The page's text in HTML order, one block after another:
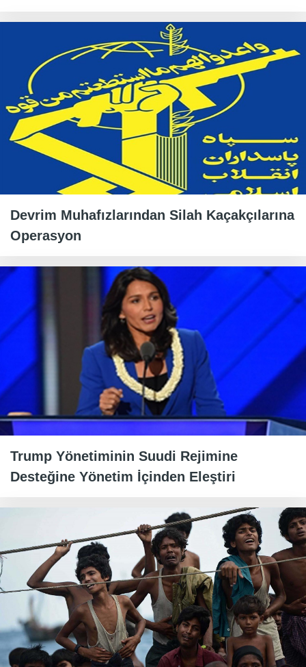
Devrim Muhafızlarından Silah Kaçakçılarına
Operasyon
Trump Yönetiminin Suudi Rejimine
Desteğine Yönetim İçinden Eleştiri